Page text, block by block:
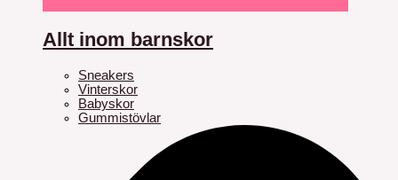
Allt inom barnskor
Sneakers
Vinterskor
Babyskor
Gummistövlar